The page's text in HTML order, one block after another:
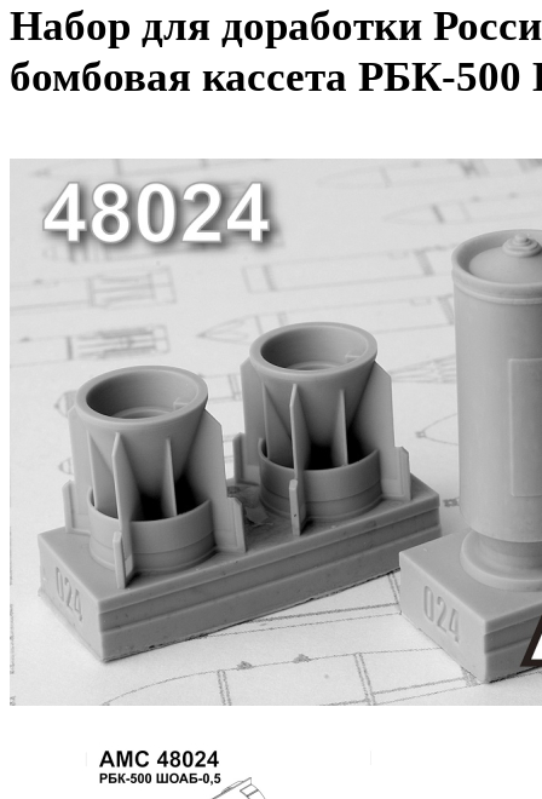
Набор для доработки
бомбовая кассета РБК-